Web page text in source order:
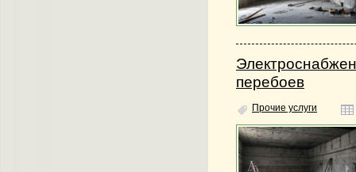
перебоев
Прочие услуги